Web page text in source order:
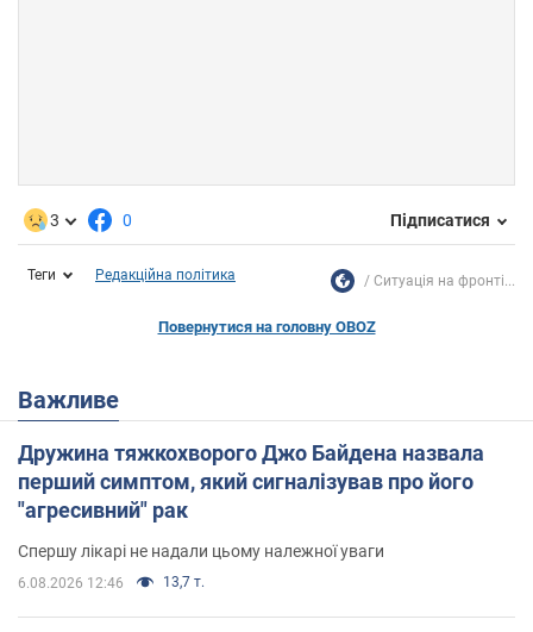
3 0 Підписатися
Теги Редакційна політика Ситуація на фронті...
Повернутися на головну OBOZ
Важливе
Дружина тяжкохворого Джо Байдена назвала
перший симптом, який сигналізував про його
"агресивний" рак
Спершу лікарі не надали цьому належної уваги
6.08.2026 12:46 13,7 т.